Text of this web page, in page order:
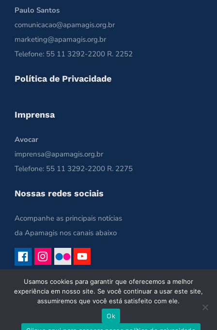
Paulo Santos
comunicacao@apamagis.org.br
marketing@apamagis.org.br
Telefone: 55 11 3292-2200 R. 2252
Política de Privacidade
Imprensa
Avocar
imprensa@apamagis.org.br
Telefone: 55 11 3292-2200 R. 2275
Nossas redes sociais
Acompanhe as principais notícias
da Apamagis nos canais abaixo
Usamos cookies para garantir que oferecemos a melhor
experiência em nosso site. Se você continuar a usar este site,
assumiremos que você está satisfeito com ele.
Ok